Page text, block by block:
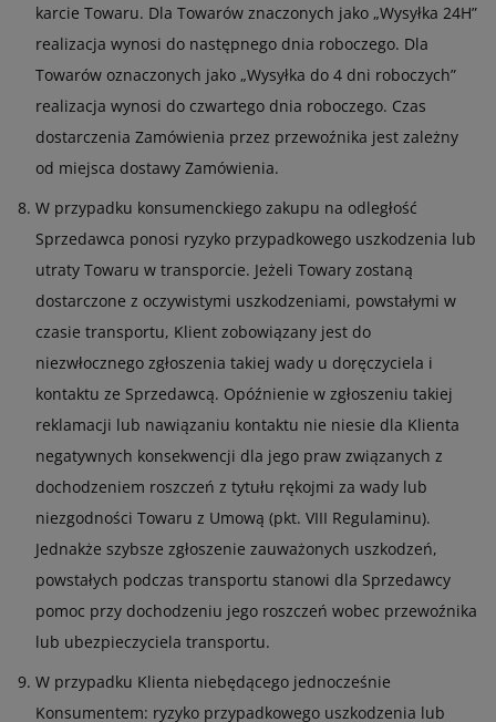
karcie Towaru. Dla Towarów znaczonych jako „Wysyłka 24H”
realizacja wynosi do następnego dnia roboczego. Dla
Towarów oznaczonych jako „Wysyłka do 4 dni roboczych”
realizacja wynosi do czwartego dnia roboczego. Czas
dostarczenia Zamówienia przez przewoźnika jest zależny
od miejsca dostawy Zamówienia.
W przypadku konsumenckiego zakupu na odległość
Sprzedawca ponosi ryzyko przypadkowego uszkodzenia lub
utraty Towaru w transporcie. Jeżeli Towary zostaną
dostarczone z oczywistymi uszkodzeniami, powstałymi w
czasie transportu, Klient zobowiązany jest do
niezwłocznego zgłoszenia takiej wady u doręczyciela i
kontaktu ze Sprzedawcą. Opóźnienie w zgłoszeniu takiej
reklamacji lub nawiązaniu kontaktu nie niesie dla Klienta
negatywnych konsekwencji dla jego praw związanych z
dochodzeniem roszczeń z tytułu rękojmi za wady lub
niezgodności Towaru z Umową (pkt. VIII Regulaminu).
Jednakże szybsze zgłoszenie zauważonych uszkodzeń,
powstałych podczas transportu stanowi dla Sprzedawcy
pomoc przy dochodzeniu jego roszczeń wobec przewoźnika
lub ubezpieczyciela transportu.
W przypadku Klienta niebędącego jednocześnie
Konsumentem: ryzyko przypadkowego uszkodzenia lub